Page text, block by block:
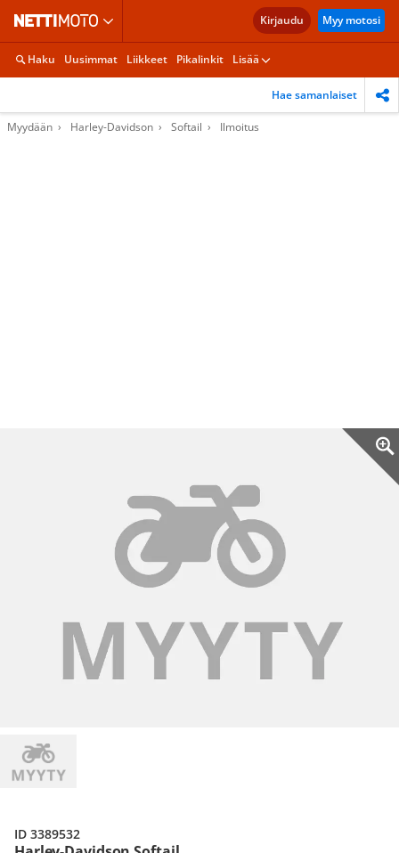
Kirjaudu Myy motosi
Haku Uusimmat Liikkeet Pikalinkit Lisää
Hae samanlaiset
Myydään Harley-Davidson Softail Ilmoitus
ID 3389532